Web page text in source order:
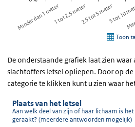
De onderstaande grafiek laat zien
slachtoffers letsel opliepen. Door op
categorie te klikken kunt u zien waar